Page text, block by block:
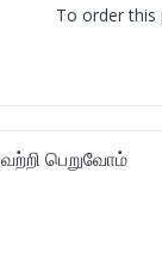
To order this
பெறுவோம்